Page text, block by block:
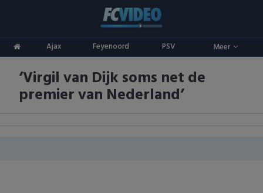
Ajax Feyenoord PSV Meer
ADO Den Haag
Ajax
Competities
Eredivisie
Oranje
‘Virgil van Dijk soms net de
premier van Nederland’